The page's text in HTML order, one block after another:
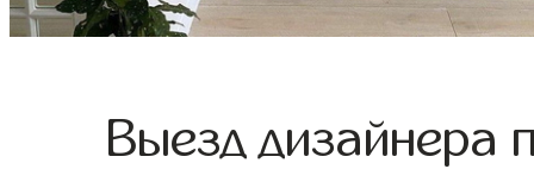
Выезд дизайнера